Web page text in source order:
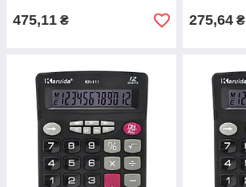
475,11 ₴ 275,64 ₴